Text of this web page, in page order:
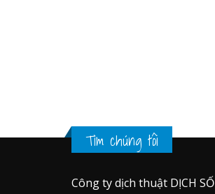
Tìm chúng tôi
Công ty dịch thuật DỊCH SỐ